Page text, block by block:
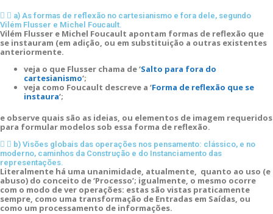
a) As formas de reflexão no cartesianismo e fora dele, segundo
Vilém Flusser e Michel Foucault.
Vilém Flusser e Michel Foucault apontam formas de reflexão que
se instauram (em adição, ou em substituição a outras existentes
anteriormente.
veja o que Flusser chama de ‘Salto para fora do
cartesianismo‘;
veja como Foucault descreve a ‘Forma de reflexão que se
instaura‘;
e observe quais são as ideias, ou elementos de imagem requeridos
para formular modelos sob essa forma de reflexão.
b) Visões globais das operações nos pensamento: clássico, e no
moderno, caminhos da Construção e do Instanciamento das
representações.
Literalmente há uma unanimidade, atualmente, quanto ao uso (e
abuso) do conceito de ‘Processo’; igualmente, o mesmo ocorre
com o modo de ver operações: estas são vistas praticamente
sempre, como uma transformação de Entradas em Saídas, ou
como um processamento de informações.